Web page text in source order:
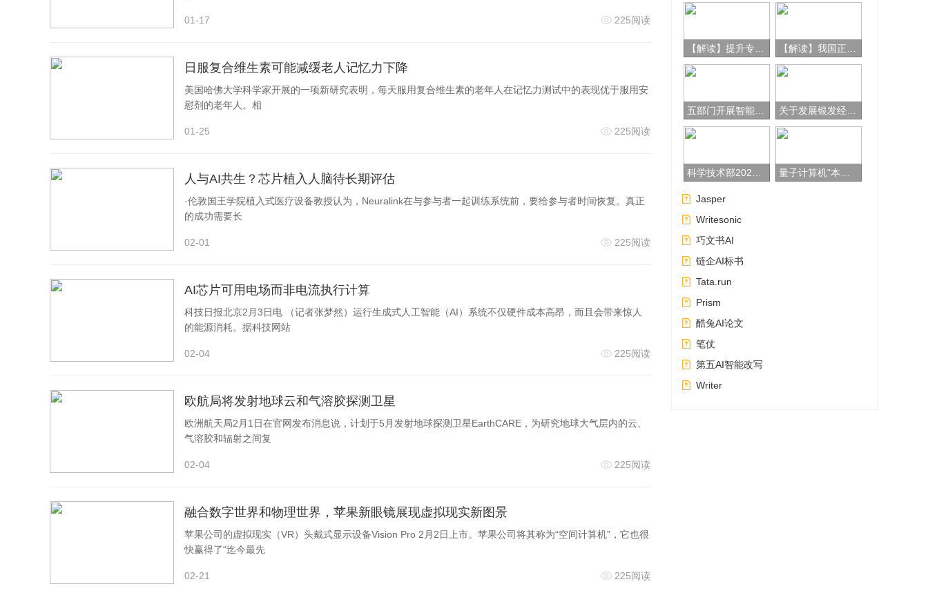
者以及多种癌症的肿瘤浸润B细胞中，Stag2的表达水平与CSR水平存在正相关。这些数据提示，Stag2作为介导CSR过
Stag2-cohesin特异性调控CSR过程
综上，该研究首次揭示了Cohesin亚基Stag1和Stag2在CSR中的功能非对称性，阐明了Stag2-cohesin是染色质环挤
制不依赖于影响DNA修复模式，而是通过直接调控染色质动态（染色质构象和转录状态）发挥作用。这一发现完善了对
抗体类别转换调控机制的理解，也为相关免疫缺陷或肿瘤免疫的研究提供了新的见解。生物医学前沿创新中心博士研究生
目）、周毓涛、乔若琳（PTN项目）、查海亮、单小玲、王一帆和李姝婵参与该研究。
参考文献：
1. Yewdell, W. T., Fernandez, K. C., Downs-Canner, S. M. & Chaudhuri, J. The Molecular Logic of Immunoglobulin H
eavy Chain Class Switch Recombination.Annu Rev Immunol
84873 (2022). https://doi.org/10.3389/fcell.2022.884873
3. Zhang, Y., Zhang, X., Dai, H. Q., Hu, H. & Alt, F. W. The role of chromatin loop extrusion in antibody diversification.
22, 550—566 (2022). https://doi.org/10.1038/s41577-022-00679-3
(2019). https://doi.org/10.1038/s41586-019-1723-0
5. Zhang, X., Yoon, H. S., Chapdelaine-Williams, A. M., Kyritsis, N. & Alt, F. W. Physiological role of the 3'IgH CBEs
01-17 225阅读
日服复合维生素可能减缓老人记忆力下降
美国哈佛大学科学家开展的一项新研究表明，每天服用复合维生素的老年人在记忆力测试中的表现优于服用安
慰剂的老年人。相
01-25 225阅读
人与AI共生？芯片植入人脑待长期评估
·伦敦国王学院植入式医疗设备教授认为，Neuralink在与参与者一起训练系统前，要给参与者时间恢复。真正
的成功需要长
02-01 225阅读
AI芯片可用电场而非电流执行计算
科技日报北京2月3日电 （记者张梦然）运行生成式人工智能（AI）系统不仅硬件成本高昂，而且会带来惊人
的能源消耗。据科技网站
02-04 225阅读
欧航局将发射地球云和气溶胶探测卫星
欧洲航天局2月1日在官网发布消息说，计划于5月发射地球探测卫星EarthCARE，为研究地球大气层内的云、
气溶胶和辐射之间复
02-04 225阅读
融合数字世界和物理世界，苹果新眼镜展现虚拟现实新图景
苹果公司的虚拟现实（VR）头戴式显示设备Vision Pro 2月2日上市。苹果公司将其称为“空间计算机”，它也很
快赢得了“迄今最先
02-21 225阅读
Jasper
Writesonic
巧文书AI
链企AI标书
Tata.run
Prism
酷兔AI论文
笔仗
第五AI智能改写
Writer